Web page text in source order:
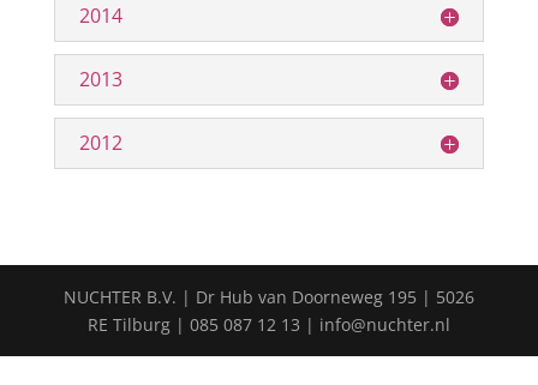
2014
2013
2012
NUCHTER B.V. | Dr Hub van Doorneweg 195 | 5026
RE Tilburg | 085 087 12 13 | info@nuchter.nl